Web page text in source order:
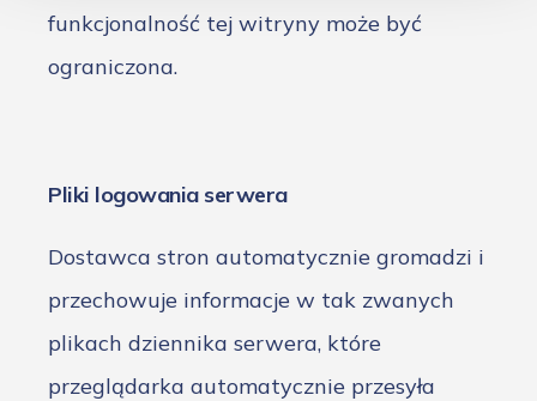
funkcjonalność tej witryny może być
ograniczona.
Pliki logowania serwera
Dostawca stron automatycznie gromadzi i
przechowuje informacje w tak zwanych
plikach dziennika serwera, które
przeglądarka automatycznie przesyła